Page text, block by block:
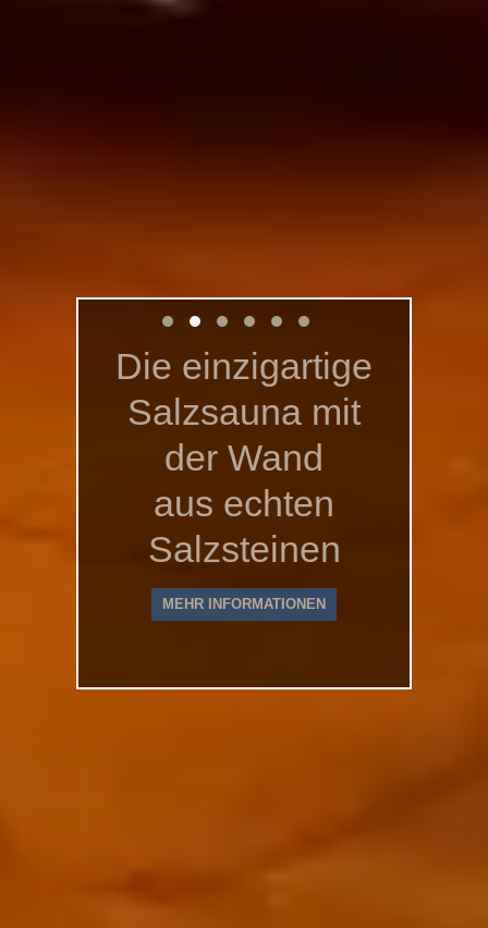
Die einzigartige
Salzsauna mit
der Wand
aus echten
Salzsteinen
MEHR INFORMATIONEN